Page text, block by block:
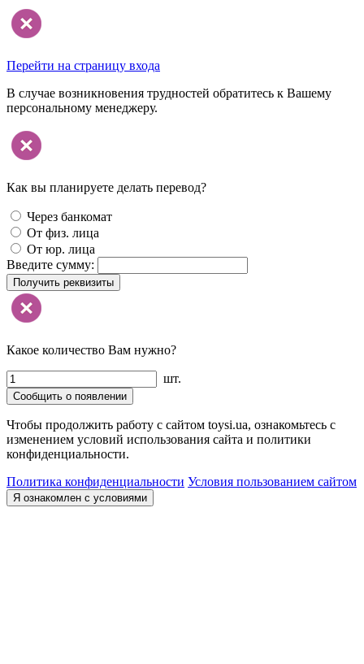
Перейти на страницу входа
В случае возникновения трудностей обратитесь к Вашему
персональному менеджеру.
Как вы планируете делать перевод?
Через банкомат
От физ. лица
От юр. лица
Введите сумму:
Получить реквизиты
Какое количество Вам нужно?
шт.
Сообщить о появлении
Чтобы продолжить работу с сайтом toysi.ua, ознакомьтесь с
изменением условий использования сайта и политики
конфиденциальности.
Политика конфиденциальности Условия пользованием сайтом
Я ознакомлен с условиями